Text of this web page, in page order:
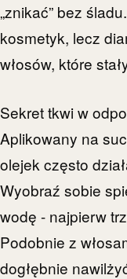
„znikać” bez
kosmetyk, lecz
włosów, które
Sekret tkwi w
Aplikowany na
olejek często
Wyobraź sobie
wodę - najpierw
Podobnie z
dogłębnie